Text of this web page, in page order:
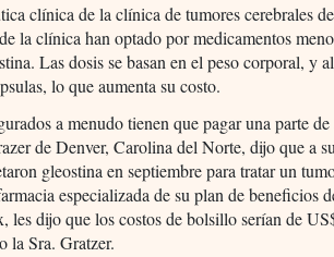
clínica de la clínica de tumores cerebrales
la clínica han optado por medicamentos
Las dosis se basan en el peso corporal, y
lo que aumenta su costo.
a menudo tienen que pagar una parte
de Denver, Carolina del Norte, dijo que a
gleostina en septiembre para tratar un
especializada de su plan de beneficios
les dijo que los costos de bolsillo serían de
la Sra. Gratzer.